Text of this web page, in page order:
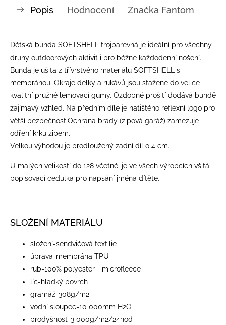
Popis Hodnocení Značka Fantom
Dětská bunda SOFTSHELL trojbarevná je ideální pro všechny
druhy outdoorových aktivit i pro běžné každodenní nošení.
Bunda je ušita z třívrstvého materiálu SOFTSHELL s
membránou. Okraje délky a rukávů jsou stažené do velice
kvalitní pružné lemovací gumy. Ozdobné prošití dodává bundě
zajímavý vzhled. Na předním díle je natištěno reflexní logo pro
větší bezpečnost.Ochrana brady (zipová garáž) zamezuje
odření krku zipem.
Velkou výhodou je prodloužený zadní díl o 4 cm.
U malých velikostí do 128 včetně, je ve všech výrobcích všitá
popisovací cedulka pro napsání jména dítěte.
SLOŽENÍ MATERIÁLU
​složení-sendvičová textilie
úprava-membrána TPU
rub-100% polyester = microfleece
líc-hladký povrch
gramáž-308g/m2
vodní sloupec-10 000mm H2O
prodyšnost-3 000g/m2/24hod